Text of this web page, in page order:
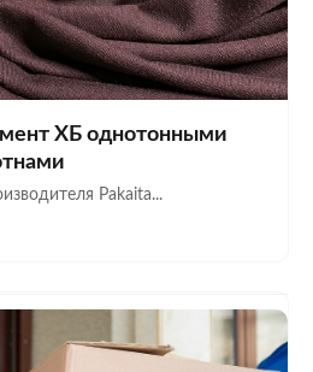
ХБ однотонными
Pakaita...